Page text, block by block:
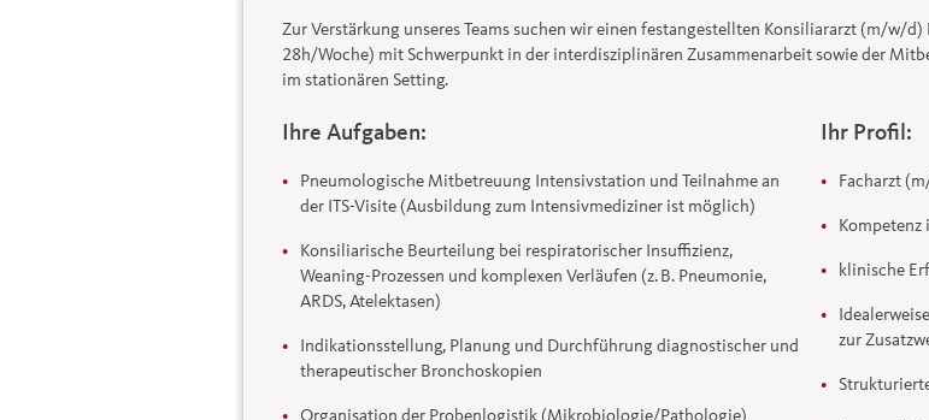
Zur Verstärkung unseres Teams suchen wir einen festangestellten Konsiliararzt (m/w/
28h/Woche) mit Schwerpunkt in der interdisziplinären Zusammenarbeit sowie der
im stationären Setting.
Ihre Aufgaben:
Pneumologische Mitbetreuung Intensivstation und Teilnahme an
der ITS-Visite (Ausbildung zum Intensivmediziner ist möglich)
Konsiliarische Beurteilung bei respiratorischer Insuffizienz,
Weaning-Prozessen und komplexen Verläufen (z. B. Pneumonie,
ARDS, Atelektasen)
Indikationsstellung, Planung und Durchführung diagnostischer und
therapeutischer Bronchoskopien
Organisation der Probenlogistik (Mikrobiologie/Pathologie)
Ihr Profil:
Facharzt
klinische
zur